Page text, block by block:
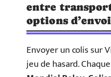
entre
options d’envoi
Envoyer un colis sur
jeu de hasard.